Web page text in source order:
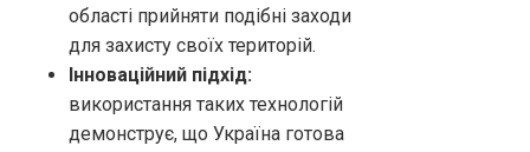
області прийняти подібні заходи
для захисту своїх територій.
Інноваційний підхід:
використання таких технологій
демонструє, що Україна готова